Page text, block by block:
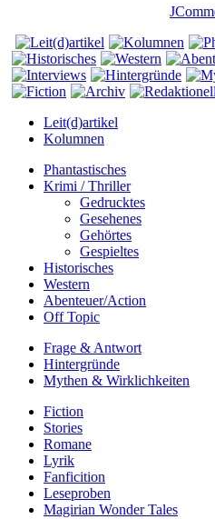
Leit(d)artikel
Kolumnen
Phantastisches
Krimi / Thriller
Gedrucktes
Gesehenes
Gehörtes
Gespieltes
Historisches
Western
Abenteuer/Action
Off Topic
Frage & Antwort
Hintergründe
Mythen & Wirklichkeiten
Fiction
Stories
Romane
Lyrik
Fanficition
Leseproben
Magirian Wonder Tales